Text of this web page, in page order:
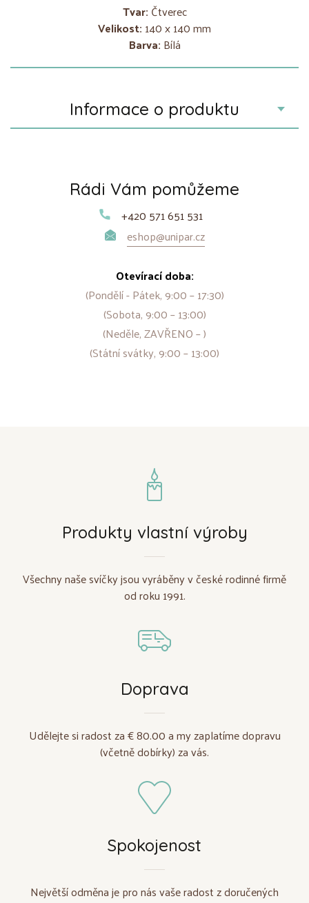
Tvar: Čtverec
Velikost: 140 x 140 mm
Barva: Bílá
Informace o produktu
Rádi Vám pomůžeme
+420 571 651 531
eshop@unipar.cz
Otevírací doba:
(Pondělí - Pátek, 9:00 – 17:30)
(Sobota, 9:00 – 13:00)
(Neděle, ZAVŘENO – )
(Státní svátky, 9:00 – 13:00)
Produkty vlastní výroby
Všechny naše svíčky jsou vyráběny v české rodinné firmě
od roku 1991.
Doprava
Udělejte si radost za € 80.00 a my zaplatíme dopravu
(včetně dobírky) za vás.
Spokojenost
Největší odměna je pro nás vaše radost z doručených